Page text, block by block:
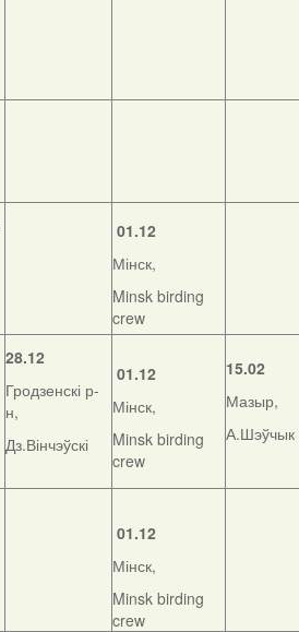
01.12
Мінск,
Minsk birding
crew
28.12
Гродзенскі р-
н,
Дз.Вінчэўскі
01.12
Мінск,
Minsk birding
crew
15.02
Мазыр,
А.Шэўчык
01.12
Мінск,
Minsk birding
crew